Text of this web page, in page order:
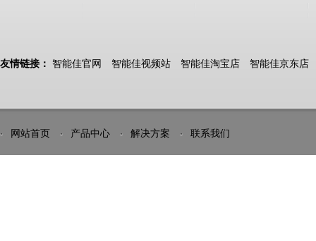
友情链接： 智能佳官网 智能佳视频站 智能佳淘宝店 智能佳京东店
网站首页 产品中心 解决方案 联系我们